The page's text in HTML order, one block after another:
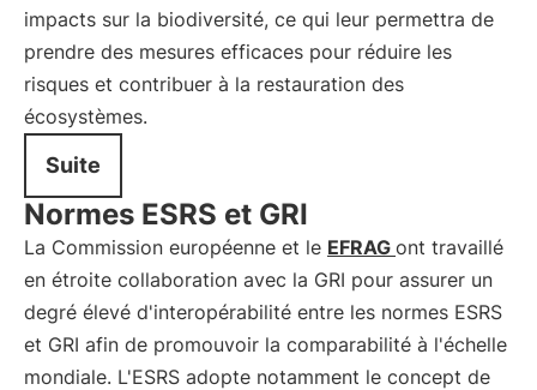
impacts sur la biodiversité, ce qui leur permettra de
prendre des mesures efficaces pour réduire les
risques et contribuer à la restauration des
écosystèmes.
Suite
Normes ESRS et GRI
La Commission européenne et le EFRAG ont travaillé
en étroite collaboration avec la GRI pour assurer un
degré élevé d'interopérabilité entre les normes ESRS
et GRI afin de promouvoir la comparabilité à l'échelle
mondiale. L'ESRS adopte notamment le concept de